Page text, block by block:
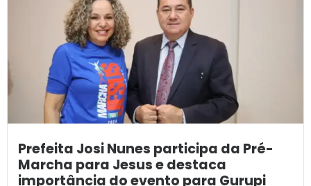
Prefeita Josi Nunes participa da Pré-
Marcha para Jesus e destaca
importância do evento para Gurupi